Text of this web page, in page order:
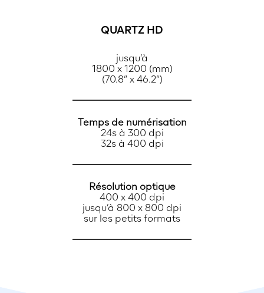
QUARTZ HD
jusqu’à
1800 x 1200 (mm)
(70.8“ x 46.2“)
Temps de numérisation
24s à 300 dpi
32s à 400 dpi
Résolution optique
400 x 400 dpi
jusqu’à 800 x 800 dpi
sur les petits formats